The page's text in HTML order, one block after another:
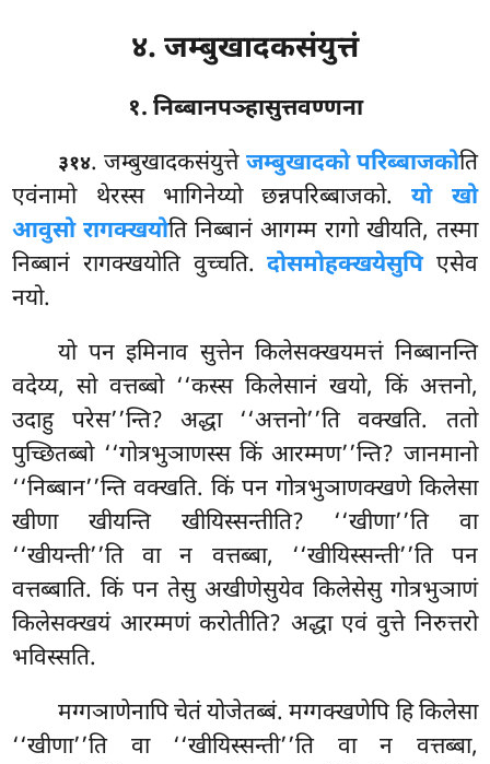
४. जम्बुखादकसंयुत्तं
१. निब्बानपञ्हासुत्तवण्णना
३१४. जम्बुखादकसंयुत्ते जम्बुखादको परिब्बाजकोति
एवंनामो थेरस्स भागिनेय्यो छन्नपरिब्बाजको.यो खो
आवुसो रागक्खयोति निब्बानं आगम्म रागो खीयति, तस्मा
निब्बानं रागक्खयोति वुच्चति.दोसमोहक्खयेसुपिएसेव
नयो.
यो पन इमिनाव सुत्तेन किलेसक्खयमत्तं निब्बानन्ति
वदेय्य, सो वत्तब्बो ‘‘कस्स किलेसानं खयो, किं अत्तनो,
उदाहु परेस’’न्ति? अद्धा ‘‘अत्तनो’’ति वक्खति. ततो
पुच्छितब्बो ‘‘गोत्रभुञाणस्स किं आरम्मण’’न्ति? जानमानो
‘‘निब्बान’’न्ति वक्खति. किं पन गोत्रभुञाणक्खणे किलेसा
खीणा खीयन्ति खीयिस्सन्तीति? ‘‘खीणा’’ति वा
‘‘खीयन्ती’’ति वा न वत्तब्बा, ‘‘खीयिस्सन्ती’’ति पन
वत्तब्बाति. किं पन तेसु अखीणेसुयेव किलेसेसु गोत्रभुञाणं
किलेसक्खयं आरम्मणं करोतीति? अद्धा एवं वुत्ते निरुत्तरो
भविस्सति.
मग्गञाणेनापि चेतं योजेतब्बं. मग्गक्खणेपि हि किलेसा
‘‘खीणा’’ति वा ‘‘खीयिस्सन्ती’’ति वा न वत्तब्बा,